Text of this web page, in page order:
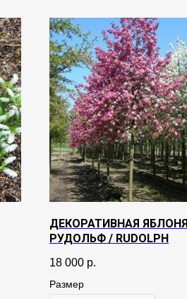
ДЕКОРАТИВНАЯ ЯБЛОНЯ
РУДОЛЬФ / RUDOLPH
18 000 р.
Размер